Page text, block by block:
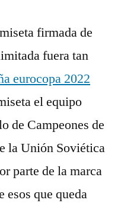
firmada de
fuera tan
eurocopa 2022
el equipo
de Campeones de
la Unión Soviética
parte de la marca
esos que queda